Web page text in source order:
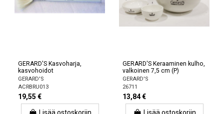
GERARD'S Kasvoharja,
kasvohoidot
GERARD'S
ACRBRU013
19,55 €
Lisää ostoskoriin
GERARD'S Keraaminen kulho,
valkoinen 7,5 cm (P)
GERARD'S
26711
13,84 €
Lisää ostoskoriin